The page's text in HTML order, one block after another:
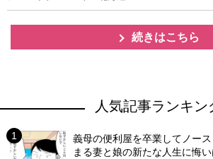
続きはこちら
人気記事ランキン
義母の便利屋を卒業してノー
まる妻と娘の新たな人生に悔